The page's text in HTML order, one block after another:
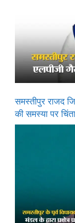
समस्तीपुर राजद
की समस्या पर